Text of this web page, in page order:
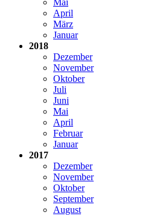
Mai
April
März
Januar
2018
Dezember
November
Oktober
Juli
Juni
Mai
April
Februar
Januar
2017
Dezember
November
Oktober
September
August